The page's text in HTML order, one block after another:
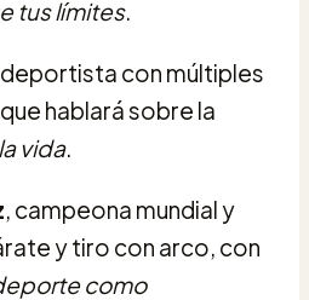
tus límites.
deportista con múltiples
hablará sobre la
vida.
, campeona mundial y
y tiro con arco, con
como